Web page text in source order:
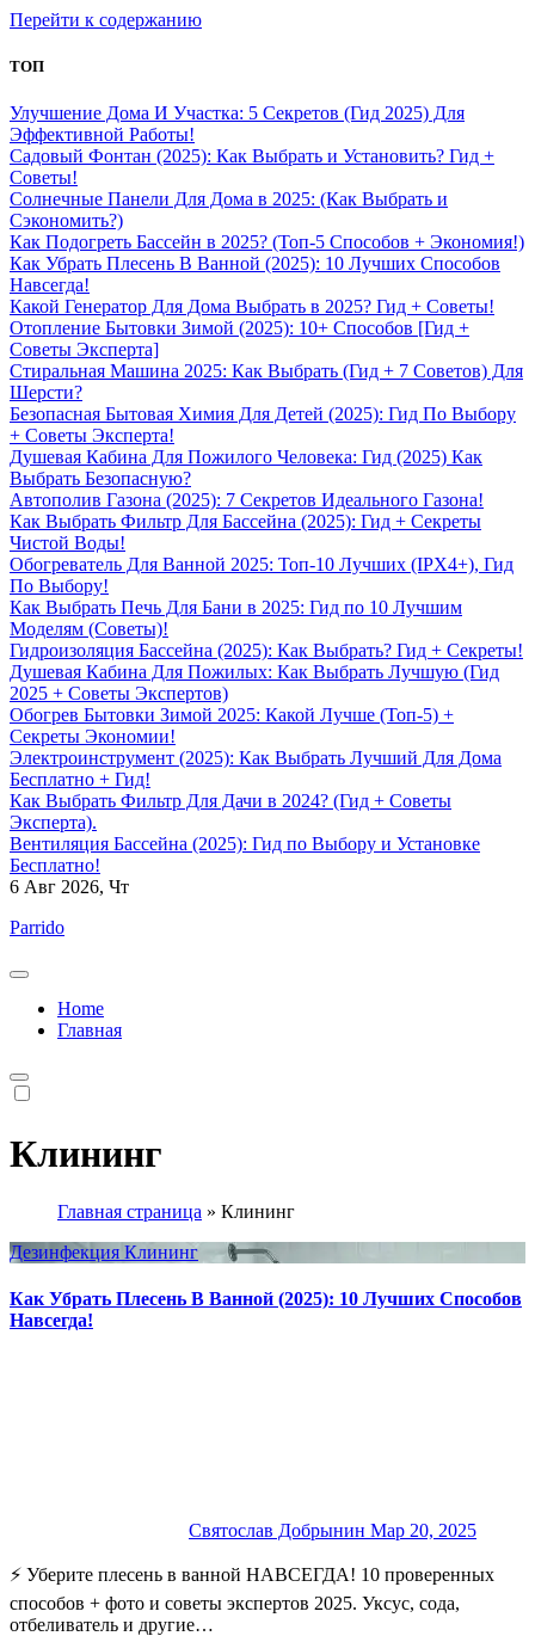
Перейти к содержанию
ТОП
Улучшение Дома И Участка: 5 Секретов (Гид 2025) Для
Эффективной Работы!
Садовый Фонтан (2025): Как Выбрать и Установить? Гид +
Советы!
Солнечные Панели Для Дома в 2025: (Как Выбрать и
Сэкономить?)
Как Подогреть Бассейн в 2025? (Топ-5 Способов + Экономия!)
Как Убрать Плесень В Ванной (2025): 10 Лучших Способов
Навсегда!
Какой Генератор Для Дома Выбрать в 2025? Гид + Советы!
Отопление Бытовки Зимой (2025): 10+ Способов [Гид +
Советы Эксперта]
Стиральная Машина 2025: Как Выбрать (Гид + 7 Советов) Для
Шерсти?
Безопасная Бытовая Химия Для Детей (2025): Гид По Выбору
+ Советы Эксперта!
Душевая Кабина Для Пожилого Человека: Гид (2025) Как
Выбрать Безопасную?
Автополив Газона (2025): 7 Секретов Идеального Газона!
Как Выбрать Фильтр Для Бассейна (2025): Гид + Секреты
Чистой Воды!
Обогреватель Для Ванной 2025: Топ-10 Лучших (IPX4+), Гид
По Выбору!
Как Выбрать Печь Для Бани в 2025: Гид по 10 Лучшим
Моделям (Советы)!
Гидроизоляция Бассейна (2025): Как Выбрать? Гид + Секреты!
Душевая Кабина Для Пожилых: Как Выбрать Лучшую (Гид
2025 + Советы Экспертов)
Обогрев Бытовки Зимой 2025: Какой Лучше (Топ-5) +
Секреты Экономии!
Электроинструмент (2025): Как Выбрать Лучший Для Дома
Бесплатно + Гид!
Как Выбрать Фильтр Для Дачи в 2024? (Гид + Советы
Эксперта).
Вентиляция Бассейна (2025): Гид по Выбору и Установке
Бесплатно!
6 Авг 2026, Чт
Parrido
Home
Главная
Клининг
Главная страница » Клининг
Дезинфекция Клининг
Как Убрать Плесень В Ванной (2025): 10 Лучших Способов
Навсегда!
Святослав Добрынин Мар 20, 2025
⚡️ Уберите плесень в ванной НАВСЕГДА! 10 проверенных
способов + фото и советы экспертов 2025. Уксус, сода,
отбеливатель и другие…